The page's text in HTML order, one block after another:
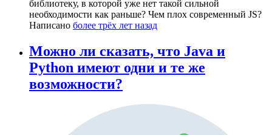
библиотеку, в которой уже нет такой сильной
необходимости как раньше? Чем плох современный JS?
Написано более трёх лет назад
Можно ли сказать, что Java и
Python имеют одни и те же
возможности?